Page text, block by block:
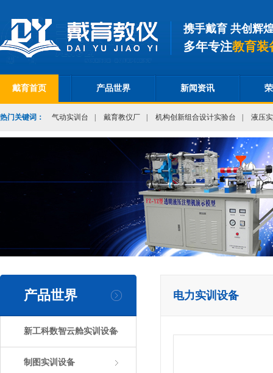
携手戴育 共创辉
多年专注教育装
戴育首页 产品世界 新闻资讯
热门关键词： 气动实训台 戴育教仪厂 机构创新组合设计实验台 液压
产品世界
新工科数智云舱实训设备
制图实训设备
电力实训设备